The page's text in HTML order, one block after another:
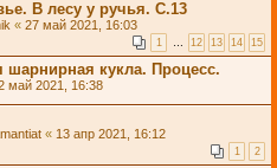
В лесу у ручья. С.13
« 27 май 2021, 16:03
1 … 12 13 14 15
кукла. Процесс.
май 2021, 16:38
« 13 апр 2021, 16:12
1 2